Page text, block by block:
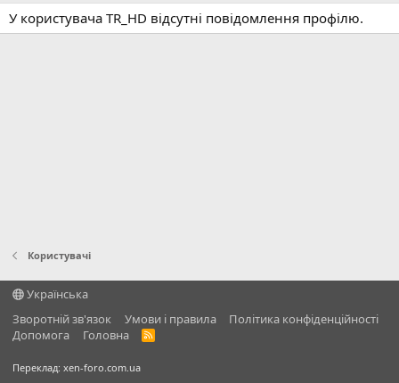
У користувача TR_HD відсутні повідомлення профілю.
Користувачі
Українська
Зворотній зв'язок
Умови і правила
Політика конфіденційності
Дoпoмoга
Головна
R
Переклад: xen-foro.com.ua